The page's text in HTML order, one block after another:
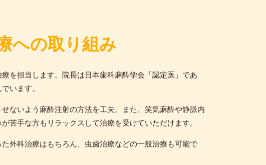
への取り組み
を担当します。院長は日本歯科麻酔学会「認定医」であ
います。
ないよう麻酔注射の方法を工夫。また、笑気麻酔や静脈内
苦手な方もリラックスして治療を受けていただけます。
外科治療はもちろん、虫歯治療などの一般治療も可能で